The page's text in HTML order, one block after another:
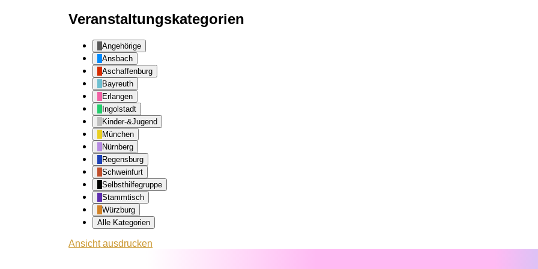
Veranstaltungskategorien
Angehörige
Ansbach
Aschaffenburg
Bayreuth
Erlangen
Ingolstadt
Kinder-&Jugend
München
Nürnberg
Regensburg
Schweinfurt
Selbsthilfegruppe
Stammtisch
Würzburg
Alle Kategorien
Ansichtausdrucken